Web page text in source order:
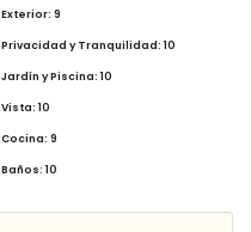
Exterior: 9
Privacidad y Tranquilidad: 10
Jardín y Piscina: 10
Vista: 10
Cocina: 9
Baños: 10